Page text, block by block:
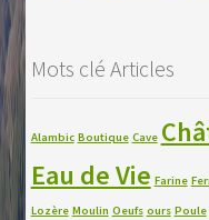
Mots clé Articles
Alambic Boutique Cave
Eau de Vie Farine
Lozère Moulin Oeufs ours Poule